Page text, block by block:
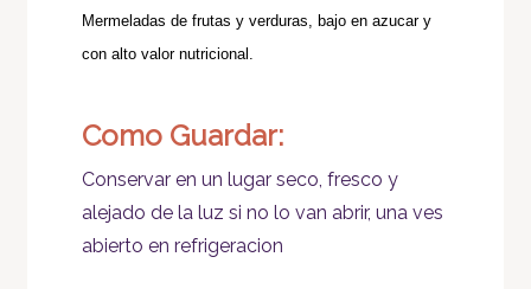
Mermeladas de frutas y verduras, bajo en azucar y
con alto valor nutricional.
Como Guardar:
Conservar en un lugar seco, fresco y
alejado de la luz si no lo van abrir, una ves
abierto en refrigeracion